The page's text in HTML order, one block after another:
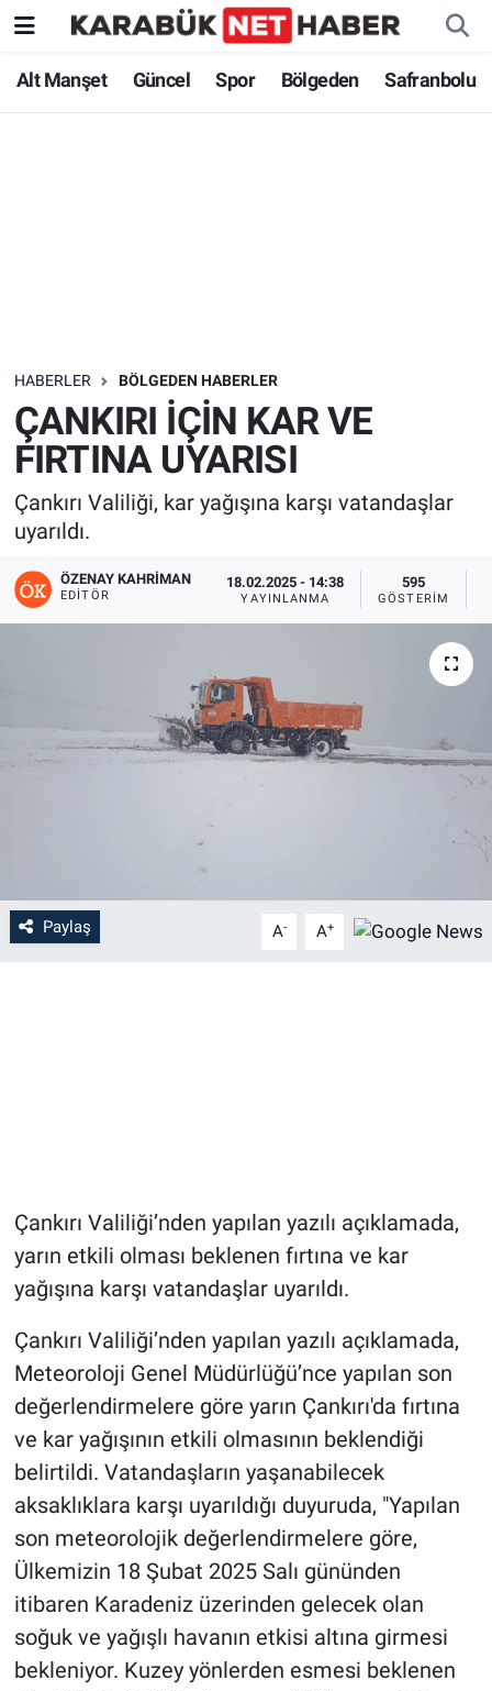
Alt Manşet Güncel Spor Bölgeden Safranbolu
HABERLER BÖLGEDEN HABERLER
ÇANKIRI İÇİN KAR VE
FIRTINA UYARISI
Çankırı Valiliği, kar yağışına karşı vatandaşlar
uyarıldı.
ÖZENAY KAHRIMAN
EDITÖR
18.02.2025 - 14:38
YAYINLANMA
595
GÖSTERIM
Paylaş A- A+
Çankırı Valiliği’nden yapılan yazılı açıklamada,
yarın etkili olması beklenen fırtına ve kar
yağışına karşı vatandaşlar uyarıldı.
Çankırı Valiliği’nden yapılan yazılı açıklamada,
Meteoroloji Genel Müdürlüğü’nce yapılan son
değerlendirmelere göre yarın Çankırı'da fırtına
ve kar yağışının etkili olmasının beklendiği
belirtildi. Vatandaşların yaşanabilecek
aksaklıklara karşı uyarıldığı duyuruda, "Yapılan
son meteorolojik değerlendirmelere göre,
Ülkemizin 18 Şubat 2025 Salı gününden
itibaren Karadeniz üzerinden gelecek olan
soğuk ve yağışlı havanın etkisi altına girmesi
bekleniyor. Kuzey yönlerden esmesi beklenen